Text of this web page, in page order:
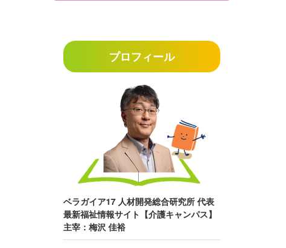
プロフィール
ベラガイア17 人材開発総合研究所 代表
最新福祉情報サイト【介護キャンパス】
主宰：梅沢 佳裕